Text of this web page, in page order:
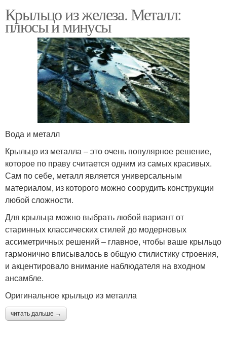
Крыльцо из железа. Металл:
плюсы и минусы
Вода и металл
Крыльцо из металла – это очень популярное решение,
которое по праву считается одним из самых красивых.
Сам по себе, металл является универсальным
материалом, из которого можно соорудить конструкции
любой сложности.
Для крыльца можно выбрать любой вариант от
старинных классических стилей до модерновых
ассиметричных решений – главное, чтобы ваше крыльцо
гармонично вписывалось в общую стилистику строения,
и акцентировало внимание наблюдателя на входном
ансамбле.
Оригинальное крыльцо из металла
читать дальше →